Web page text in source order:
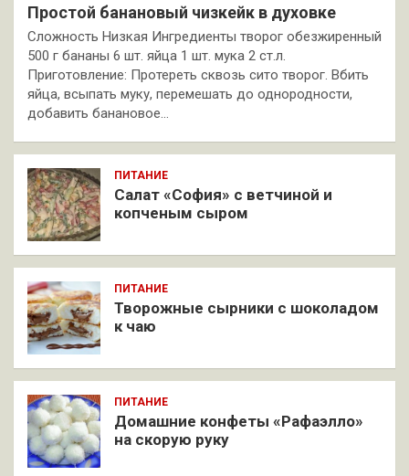
Простой банановый чизкейк в духовке
Сложность Низкая Ингредиенты творог обезжиренный
500 г бананы 6 шт. яйца 1 шт. мука 2 ст.л.
Приготовление: Протереть сквозь сито творог. Вбить
яйца, всыпать муку, перемешать до однородности,
добавить банановое…
ПИТАНИЕ
Салат «София» с ветчиной и
копченым сыром
ПИТАНИЕ
Творожные сырники с шоколадом
к чаю
ПИТАНИЕ
Домашние конфеты «Рафаэлло»
на скорую руку